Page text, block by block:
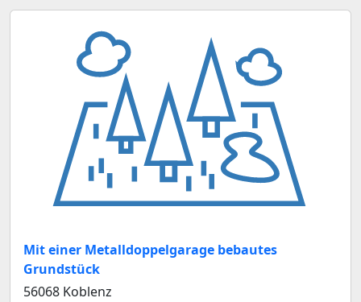
Mit einer Metalldoppelgarage bebautes
Grundstück
56068 Koblenz